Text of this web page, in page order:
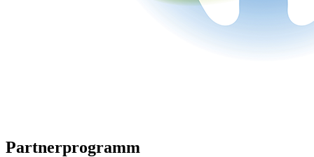
Partnerprogramm